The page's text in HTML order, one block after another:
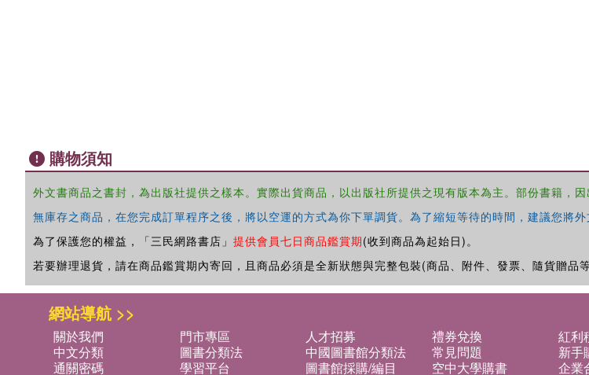
購物須知
外文書商品之書封，為出版社提供之樣本。實際出貨商品，以出版社所提供之現有版本為主。部份書籍，
無庫存之商品，在您完成訂單程序之後，將以空運的方式為你下單調貨。為了縮短等待的時間，建議您將
為了保護您的權益，「三民網路書店」 提供會員七日商品鑑賞期(收到商品為起始日)。
若要辦理退貨，請在商品鑑賞期內寄回，且商品必須是全新狀態與完整包裝(商品、附件、發票、隨貨贈品
網站導航 >>
關於我們 門市專區 人才招募 禮券兌換
紅利
中文分類
圖書分類法 中國圖書館分類法 常見問題
新手
通關密碼
學習平台 圖書館採購/編目 空中大學購書
企業